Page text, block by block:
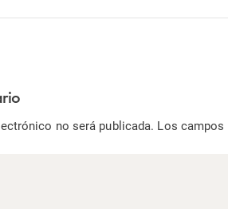
no será publicada. Los